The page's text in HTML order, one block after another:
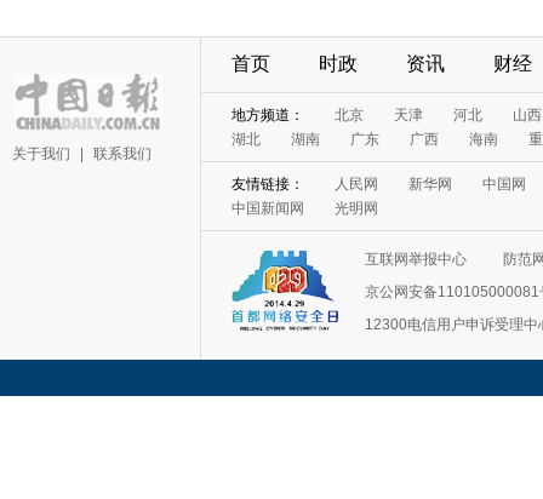
关于我们 联系我们
首页 时政 资讯 财经
地方频道： 北京 天津 河北
山西
湖北
湖南 广东 广西 海南
友情链接： 人民网 新华网
中国网
中国新闻网
光明网
互联网举报中心
防范
京公网安备110105000081
12300电信用户申诉受理中